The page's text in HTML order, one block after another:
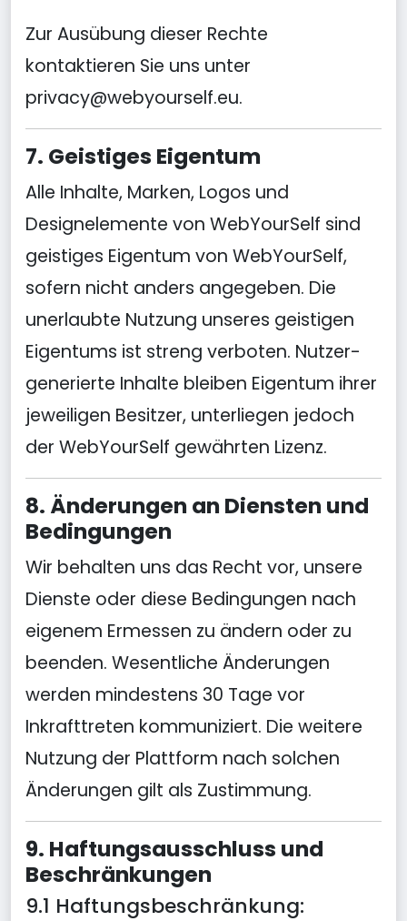
Zur Ausübung dieser Rechte
kontaktieren Sie uns unter
privacy@webyourself.eu.
7. Geistiges Eigentum
Alle Inhalte, Marken, Logos und
Designelemente von WebYourSelf sind
geistiges Eigentum von WebYourSelf,
sofern nicht anders angegeben. Die
unerlaubte Nutzung unseres geistigen
Eigentums ist streng verboten. Nutzer-
generierte Inhalte bleiben Eigentum ihrer
jeweiligen Besitzer, unterliegen jedoch
der WebYourSelf gewährten Lizenz.
8. Änderungen an Diensten und
Bedingungen
Wir behalten uns das Recht vor, unsere
Dienste oder diese Bedingungen nach
eigenem Ermessen zu ändern oder zu
beenden. Wesentliche Änderungen
werden mindestens 30 Tage vor
Inkrafttreten kommuniziert. Die weitere
Nutzung der Plattform nach solchen
Änderungen gilt als Zustimmung.
9. Haftungsausschluss und
Beschränkungen
9.1 Haftungsbeschränkung: